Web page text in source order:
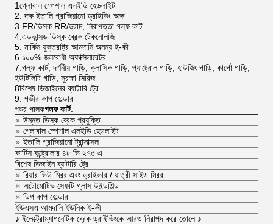
1গ্লোবাল স্পেশাল এলইডি হেডলাইট
2. দক্ষ ইতালি গ্রাজিয়ানো ড্রাইভিং অক্ষ
3.FR/ডিস্ক RR/ড্রাম, নিরাপত্তা গল্ফ কার্ট
4.এডভান্সড ডিস্ক ব্রেক টেকনোলজি
5. মার্কিন যুক্তরাষ্ট্র আমদানি অনন্য ই-কী
6.১০০% জলরোধী অ্যাক্সিলারেটর
7.গল্ফ কার্ট, দর্শনীয় গাড়ি, ক্লাসিক গাড়ি, প্যাট্রোল গাড়ি, হাউজিং গাড়ি, কার্গো গাড়ি,
ইউটিলিটি গাড়ি, সুরক্ষা সিরিজ
8বিশেষ ডিজাইনের ব্যাটারি ট্রে
9. গভীর কাপ হোল্ডার
পশুর পালকগলফ কার্ট:
※ উন্নত ডিস্ক ব্রেক প্রযুক্তি
※ গ্লোবাল স্পেশাল এলইডি হেডলাইট
※ ইতালি গ্রাজিয়ানো ট্রান্সাক্সল
কার্টিস কন্ট্রোলার ৪৮ ভি ২৭৫ এ
বিশেষ ডিজাইন ব্যাটারি ট্রে
※ রিয়ার ভিউ মিরর এবং ড্রাইভার / যাত্রী সাইড মিরর
※ অটোমোটিভ সেফটি গ্লাস উইন্ডশিল্ড
※ ডিপ কাপ হোল্ডার
ইউএসএ আমদানি ইউনিক ই-কী
♪ ইলেক্ট্রোম্যাগনেটিক ব্রেক ড্রাইভিংকে আরও নিরাপদ করে তোলে ♪